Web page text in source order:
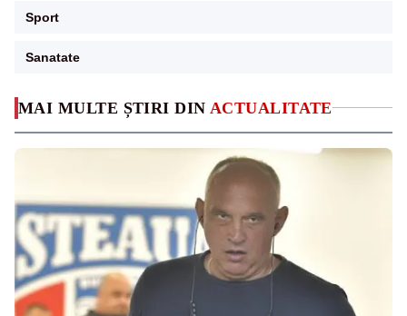
MAI MULTE ȘTIRI DIN ACTUALITATE
Sport
Sanatate